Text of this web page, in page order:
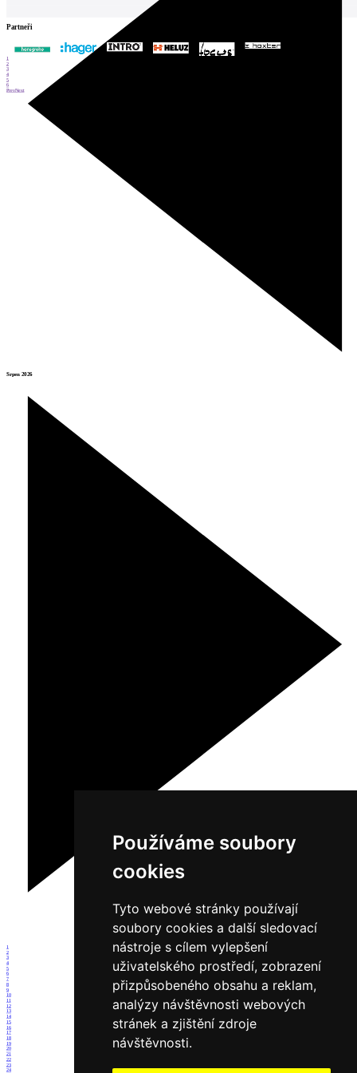
Používáme soubory
cookies
Tyto webové stránky používají
soubory cookies a další sledovací
nástroje s cílem vylepšení
uživatelského prostředí, zobrazení
přizpůsobeného obsahu a reklam,
analýzy návštěvnosti webových
stránek a zjištění zdroje
návštěvnosti.
Srpen 2026
1
2
3
4
5
6
7
8
9
10
11
12
13
14
15
16
17
18
19
20
21
22
23
24
Partneři
1
2
3
4
5
6
PrevNext